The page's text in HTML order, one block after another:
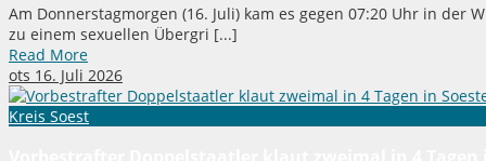
Am Donnerstagmorgen (16. Juli) kam es gegen 07:20 Uhr in der
zu einem sexuellen Übergri [...]
Read More
ots 16. Juli 2026
Kreis Soest